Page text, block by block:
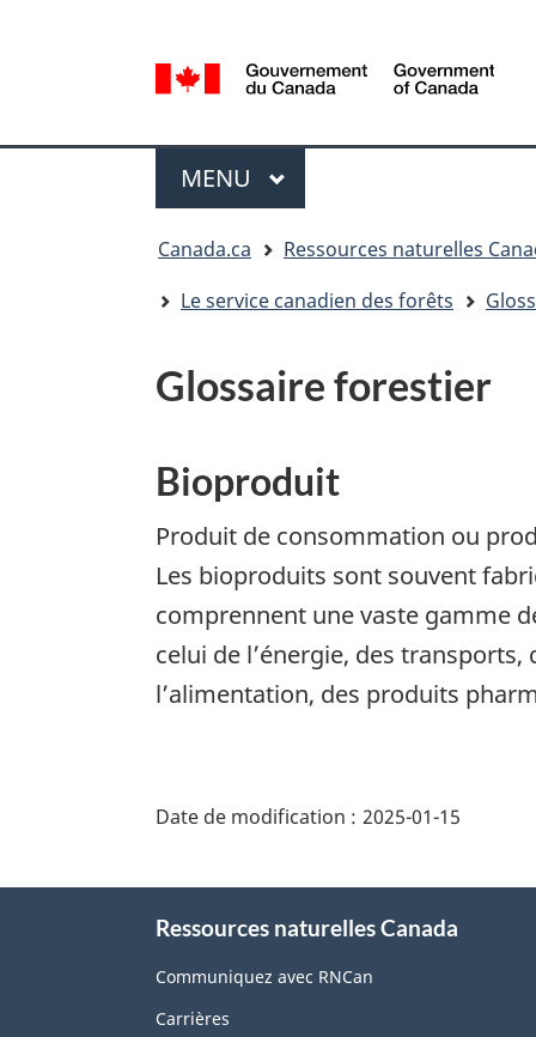
de
la
Government
MENU PRINCIPAL
Canada.ca
Ressources naturelles
Le service canadien des forêts
Glossaire forestier
Bioproduit
Produit de consommation ou
Les bioproduits sont souvent
comprennent une vaste gamme
celui de l’énergie, des
l’alimentation, des produits
de
page"
Date de modification : 2025-01-15
Ressources naturelles Canada
Communiquez avec RNCan
Carrières